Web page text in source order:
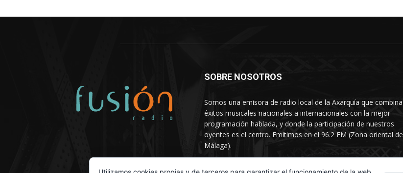
SOBRE NOSOTROS
Somos una emisora de radio local de la Axarquía que combina
éxitos musicales nacionales a internacionales con la mejor
programación hablada, y donde la participación de nuestros
oyentes es el centro. Emitimos en el 96.2 FM (Zona oriental de
Málaga).